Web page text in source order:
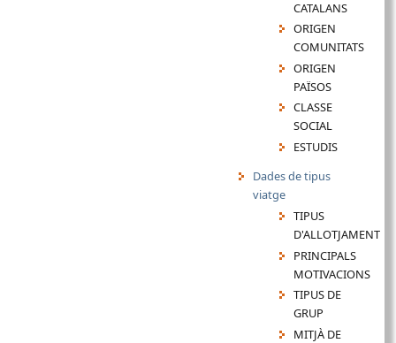
CATALANS
ORIGEN
COMUNITATS
ORIGEN
PAÏSOS
CLASSE
SOCIAL
ESTUDIS
Dades de tipus
viatge
TIPUS
D'ALLOTJAMENT
PRINCIPALS
MOTIVACIONS
TIPUS DE
GRUP
MITJÀ DE